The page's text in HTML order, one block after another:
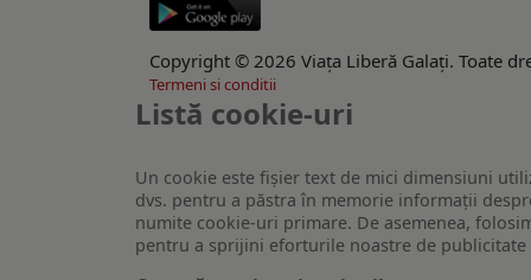
Copyright © 2026 Viaţa Liberă Galaţi. Toate
Termeni si conditii
Listă cookie-uri
Un cookie este fişier text de mici dimensiuni
dvs. pentru a păstra în memorie informații
numite cookie-uri primare. De asemenea,
pentru a sprijini eforturile noastre de